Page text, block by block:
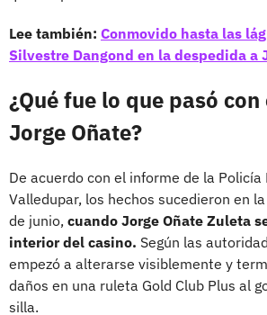
Lee también: Conmovido hasta las
Silvestre Dangond en la despedida a
¿Qué fue lo que pasó
Jorge Oñate?
De acuerdo con el informe de la
Valledupar, los hechos sucedieron en
de junio, cuando Jorge Oñate Zuleta
interior del casino. Según las
empezó a alterarse visiblemente y
daños en una ruleta Gold Club Plus al
silla.